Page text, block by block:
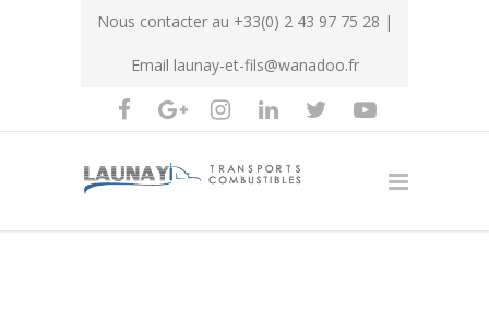
Nous contacter au +33(0) 2 43 97 75 28 |
Email launay-et-fils@wanadoo.fr